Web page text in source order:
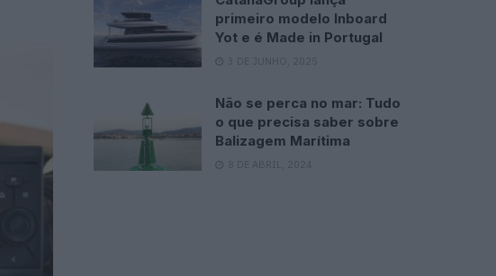
primeiro modelo Inboard
Yot e é Made in Portugal
3 DE JUNHO, 2025
Não se perca no mar: Tudo
o que precisa saber sobre
Balizagem Marítima
8 DE ABRIL, 2024